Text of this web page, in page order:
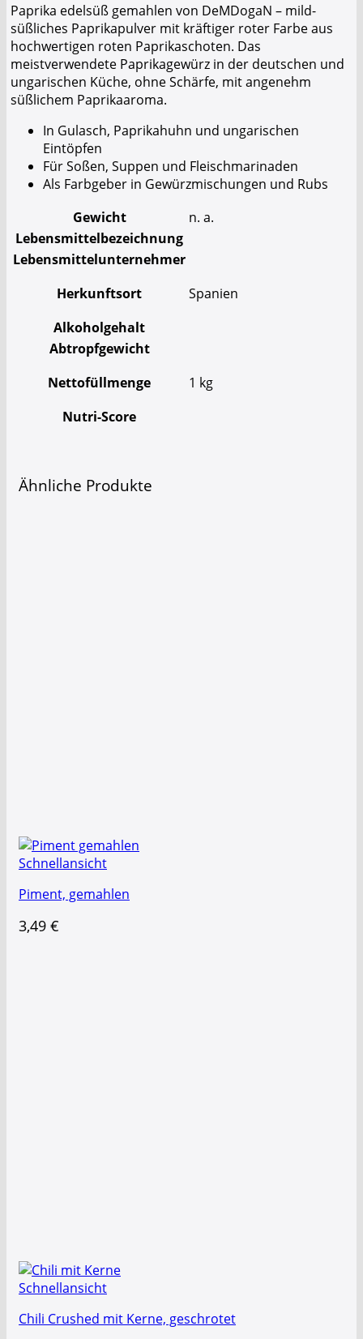
Paprika edelsüß gemahlen von DeMDogaN – mild-
süßliches Paprikapulver mit kräftiger roter Farbe aus
hochwertigen roten Paprikaschoten. Das
meistverwendete Paprikagewürz in der deutschen und
ungarischen Küche, ohne Schärfe, mit angenehm
süßlichem Paprikaaroma.
In Gulasch, Paprikahuhn und ungarischen
Eintöpfen
Für Soßen, Suppen und Fleischmarinaden
Als Farbgeber in Gewürzmischungen und Rubs
Gewicht
n. a.
Lebensmittelbezeichnung
Lebensmittelunternehmer
Herkunftsort
Spanien
Alkoholgehalt
Abtropfgewicht
Nettofüllmenge
1 kg
Nutri-Score
Ähnliche Produkte
Schnellansicht
Piment, gemahlen
3,49 €
Schnellansicht
Chili Crushed mit Kerne, geschrotet